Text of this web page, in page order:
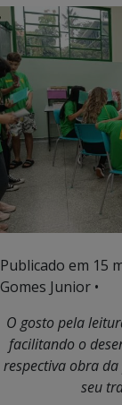
Publicado em 15
Gomes Junior •
O gosto pela
facilitando o
respectiva obra
seu